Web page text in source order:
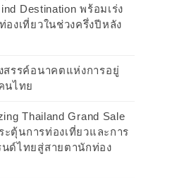
Destination พร้อมเร่ง
งเที่ยวในช่วงครึ่งปีหลัง
รรค์อนาคตแห่งการอยู่
นไทย
Thailand Grand Sale
ะตุ้นการท่องเที่ยวและการ
ด์ไทยสู่สายตานักท่อง